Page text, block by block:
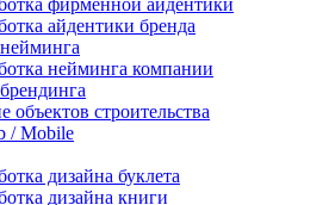
айдентики бренда
нейминга компании
строительства
/ Mobile
дизайна буклета
дизайна книги